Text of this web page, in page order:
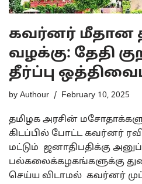
கவர்னர் மீதான
வழக்கு: தேதி
தீர்ப்பு
by Authour February 10, 2025
தமிழக அரசின்
கிடப்பில் போட்ட கவர்னர்
மட்டும் ஜனாதிபதிக்கு
பல்கலைக்கழகங்களுக்கு
செய்ய விடாமல் கவர்னர்